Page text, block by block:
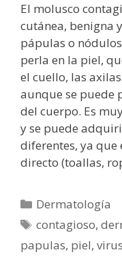
El molusco
cutánea, benigna
pápulas o
perla en la piel,
el cuello, las
aunque se puede
del cuerpo. Es
y se puede
diferentes, ya que
directo (toallas,
Categorías
Dermatología
Etiquetas
contagioso,
papulas, piel, virus